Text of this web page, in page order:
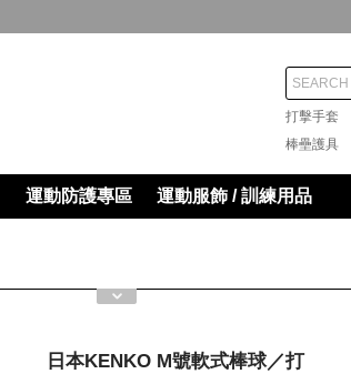
打擊手套
棒壘護具
運動防護專區 運動服飾 / 訓練用品
日本KENKO M號軟式棒球／打